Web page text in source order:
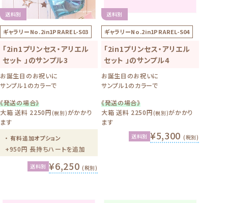
送料別
ギャラリーNo.2in1PRAREL-S03
「2in1プリンセス・アリエル
セット 」のサンプル3
お誕生日のお祝いに
サンプル1のカラーで
《発送の場合》
大箱 送料 2250円 (税別)がかかり
ます
・ 有料追加オプション
+950円 長持ちハートを追加
送料別 ¥6,250(税別)
送料別
ギャラリーNo.2in1PRAREL-S04
「2in1プリンセス・アリエル
セット 」のサンプル4
お誕生日のお祝いに
サンプル1のカラーで
《発送の場合》
大箱 送料 2250円 (税別)がかかり
ます
送料別 ¥5,300 (税別)